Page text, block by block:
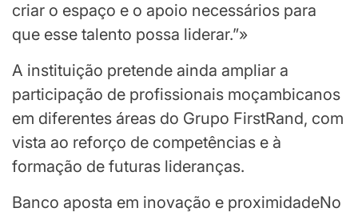
criar o espaço e o apoio necessários para
que esse talento possa liderar.”»
A instituição pretende ainda ampliar a
participação de profissionais moçambicanos
em diferentes áreas do Grupo FirstRand, com
vista ao reforço de competências e à
formação de futuras lideranças.
Banco aposta em inovação e proximidadeNo